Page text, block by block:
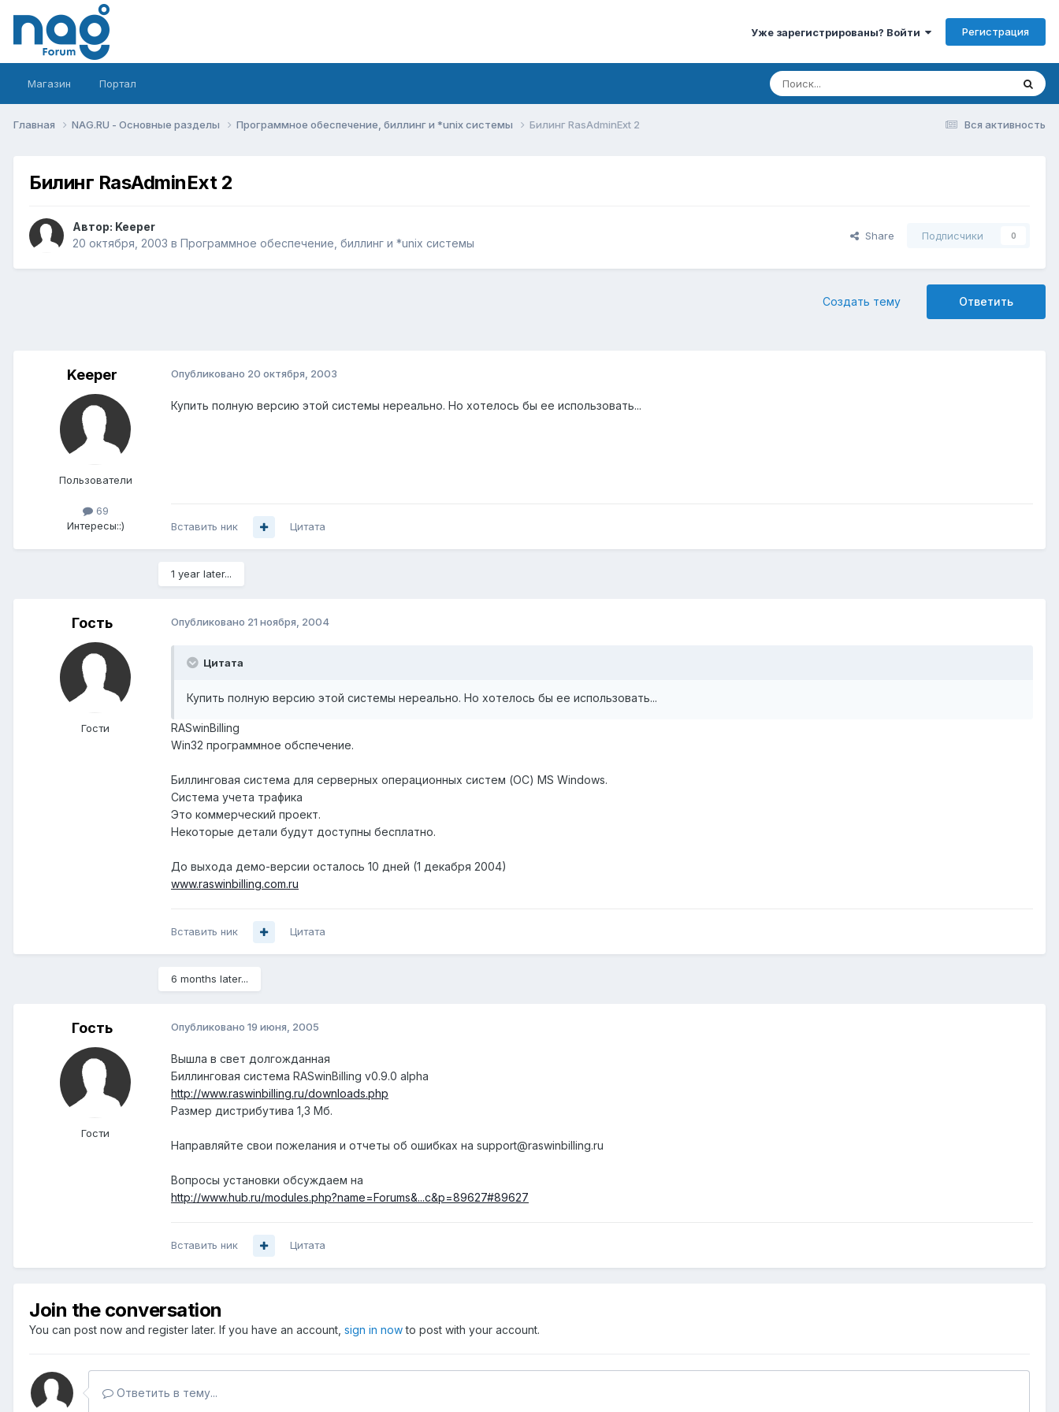
Уже зарегистрированы? Войти Регистрация
Магазин Портал
Вся активность
Главная NAG.RU - Основные разделы Программное обеспечение, биллинг и *unix системы Билинг RasAdminExt 2
Билинг RasAdminExt 2
Автор: Keeper
20 октября, 2003 в Программное обеспечение, биллинг и *unix системы
Share Подписчики 0
Ответить
Создать тему
Keeper
Пользователи
69
Интересы::)
Опубликовано 20 октября, 2003
Купить полную версию этой системы нереально. Но хотелось бы ее использовать...
Вставить ник Цитата
1 year later...
Гость
Гости
Опубликовано 21 ноября, 2004
Цитата
Купить полную версию этой системы нереально. Но хотелось бы ее использовать...
RASwinBilling
Win32 программное обспечение.
Биллинговая система для серверных операционных систем (ОС) MS Windows.
Система учета трафика
Это коммерческий проект.
Некоторые детали будут доступны бесплатно.
До выхода демо-версии осталось 10 дней (1 декабря 2004)
www.raswinbilling.com.ru
Вставить ник Цитата
6 months later...
Гость
Гости
Опубликовано 19 июня, 2005
Вышла в свет долгожданная
Биллинговая система RASwinBilling v0.9.0 alpha
http://www.raswinbilling.ru/downloads.php
Размер дистрибутива 1,3 Мб.
Направляйте свои пожелания и отчеты об ошибках на support@raswinbilling.ru
Вопросы установки обсуждаем на
http://www.hub.ru/modules.php?name=Forums&...c&p=89627#89627
Вставить ник Цитата
Join the conversation
You can post now and register later. If you have an account, sign in nowto post with your account.
Ответить в тему...